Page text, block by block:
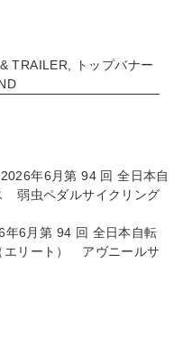
TRAILER
トップバナー
2026年6月第 94 回 全日本自
弱虫ペダルサイクリング
年6月第 94 回 全日本自転
エリート） アヴニールサ